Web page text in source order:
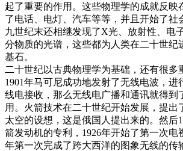
起了重要的作用。这些物理学的成就反映
了电话、电灯、汽车等等，并且开始了社
九世纪末还相继发现了X光、放射性、电
分物质的光谱，这些都为人类在二十世纪
基石。
二十世纪以古典物理学为基础，还有很多
1901年马可尼成功地发射了无线电波，进
线电接收，那么无线电广播和通讯就得到
用。火箭技术在二十世纪开始发展，提出
太空的设想，这是俄国人提出来的。然后
箭发动机的专利，1926年开始了第一次电
年第一次完成了跨大西洋的图象无线的传